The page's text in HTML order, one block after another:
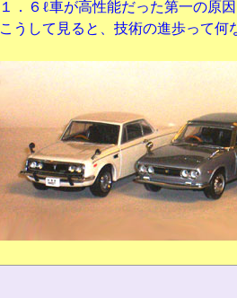
１．６ℓ車が高性能だった第一の原
こうして見ると、技術の進歩って